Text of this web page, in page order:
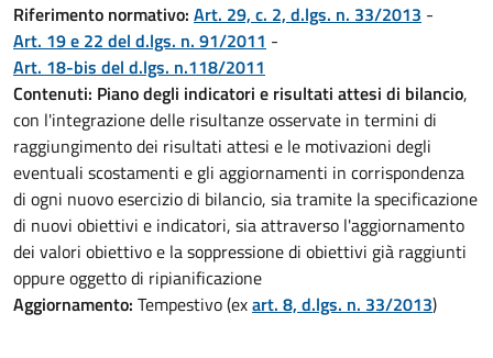
Riferimento normativo: Art. 29, c. 2, d.lgs. n. 33/2013 -
Art. 19 e 22 del d.lgs. n. 91/2011 -
Art. 18-bis del d.lgs. n.118/2011
Contenuti: Piano degli indicatori e risultati attesi di bilancio,
con l'integrazione delle risultanze osservate in termini di
raggiungimento dei risultati attesi e le motivazioni degli
eventuali scostamenti e gli aggiornamenti in corrispondenza
di ogni nuovo esercizio di bilancio, sia tramite la specificazione
di nuovi obiettivi e indicatori, sia attraverso l'aggiornamento
dei valori obiettivo e la soppressione di obiettivi già raggiunti
oppure oggetto di ripianificazione
Aggiornamento: Tempestivo (exart. 8, d.lgs. n. 33/2013)